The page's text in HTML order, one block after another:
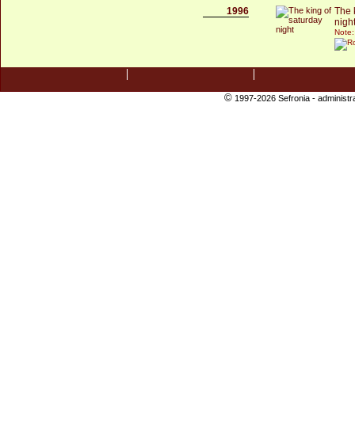
1996
The
night
©1997-2026 Sefronia -